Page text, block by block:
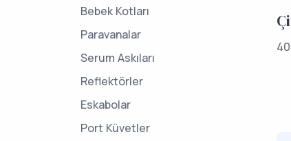
Bebek Kotları
Paravanalar
Serum Askıları
Reflektörler
Eskabolar
Port Küvetler